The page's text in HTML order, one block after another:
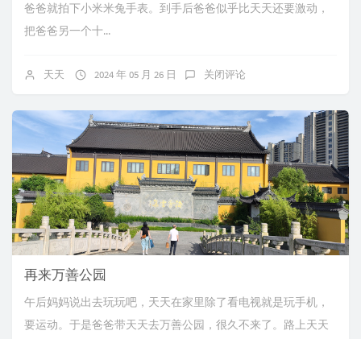
爸爸就拍下小米米兔手表。到手后爸爸似乎比天天还要激动，
把爸爸另一个十...
天天 2024 年 05 月 26 日 关闭评论
再来万善公园
午后妈妈说出去玩玩吧，天天在家里除了看电视就是玩手机，
要运动。于是爸爸带天天去万善公园，很久不来了。路上天天